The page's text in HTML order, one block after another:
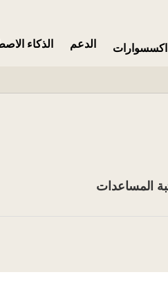
اكسسوارات الدعم
الذكاء
المساعدات